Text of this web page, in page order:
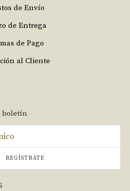
de Envío
de Entrega
de Pago
al Cliente
boletín
REGÍSTRATE